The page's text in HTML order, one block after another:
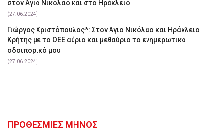
στον Άγιο Νικόλαο και στο Ηράκλειο
(27.06.2024)
Γιώργος Χριστόπουλος*: Στον Άγιο Νικόλαο και Ηράκλειο
Κρήτης με το ΟΕΕ αύριο και μεθαύριο το ενημερωτικό
οδοιπορικό μου
(27.06.2024)
ΠΡΟΘΕΣΜΙΕΣ ΜΗΝΟΣ